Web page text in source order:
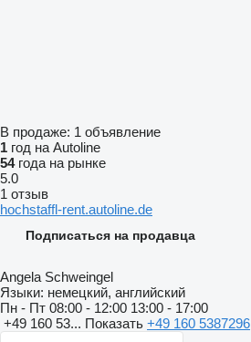
В продаже: 1 объявление
1 год на Autoline
54года на рынке
5.0
1 отзыв
hochstaffl-rent.autoline.de
Подписаться на продавца
Angela Schweingel
Языки: немецкий, английский
Пн - Пт 08:00 - 12:00 13:00 - 17:00
+49 160 53... Показать +49 160 5387296